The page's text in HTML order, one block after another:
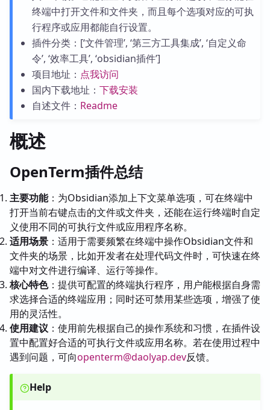
终端中打开文件和文件夹，而且每个选项对应的可执
行程序或应用都能自行设置。
插件分类：[‘文件管理’, ‘第三方工具集成’, ‘自定义命
令’, ‘效率工具’, ‘obsidian插件’]
项目地址： 点我访问
国内下载地址： 下载安装
自述文件： Readme
概述
OpenTerm插件总结
主要功能：为Obsidian添加上下文菜单选项，可在终端中
打开当前右键点击的文件或文件夹，还能在运行终端时自定
义使用不同的可执行文件或应用程序名称。
适用场景 ：适用于需要频繁在终端中操作Obsidian文件和
文件夹的场景，比如开发者在处理代码文件时，可快速在终
端中对文件进行编译、运行等操作。
核心特色：提供可配置的终端执行程序，用户能根据自身需
求选择合适的终端应用；同时还可禁用某些选项，增强了使
用的灵活性。
使用建议 ：使用前先根据自己的操作系统和习惯，在插件设
置中配置好合适的可执行文件或应用名称。若在使用过程中
遇到问题，可向openterm@daolyap.dev反馈。
Help